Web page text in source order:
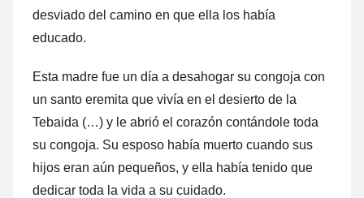
desviado del camino en que ella los había
educado.
Esta madre fue un día a desahogar su congoja con
un santo eremita que vivía en el desierto de la
Tebaida (…) y le abrió el corazón contándole toda
su congoja. Su esposo había muerto cuando sus
hijos eran aún pequeños, y ella había tenido que
dedicar toda la vida a su cuidado.